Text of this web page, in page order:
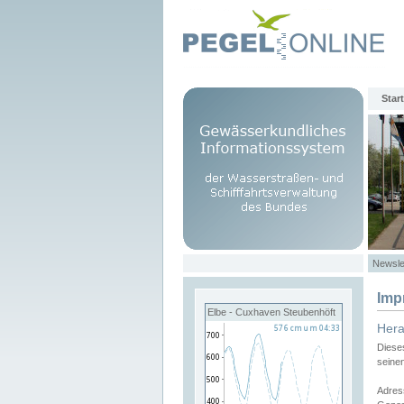
Start
Elbe - Cuxhaven Steubenhöft